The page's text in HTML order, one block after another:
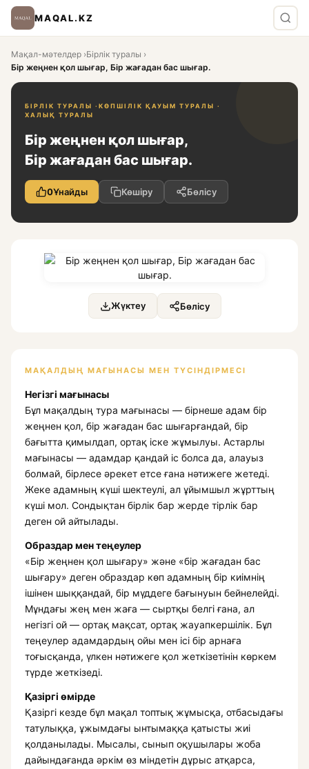
MAQAL.KZ
Мақал-мәтелдер ›Бірлік туралы ›
Бір жеңнен қол шығар, Бір жағадан бас шығар.
БІРЛІК ТУРАЛЫ · КӨПШІЛІК ҚАУЫМ ТУРАЛЫ ·
ХАЛЫҚ ТУРАЛЫ
Бір жеңнен қол шығар,
Бір жағадан бас шығар.
0Ұнайды Көшіру Бөлісу
Жүктеу Бөлісу
МАҚАЛДЫҢ МАҒЫНАСЫ МЕН ТҮСІНДІРМЕСІ
Негізгі мағынасы
Бұл мақалдың тура мағынасы — бірнеше адам бір
жеңнен қол, бір жағадан бас шығарғандай, бір
бағытта қимылдап, ортақ іске жұмылуы. Астарлы
мағынасы — адамдар қандай іс болса да, алауыз
болмай, бірлесе әрекет етсе ғана нәтижеге жетеді.
Жеке адамның күші шектеулі, ал ұйымшыл жұрттың
күші мол. Сондықтан бірлік бар жерде тірлік бар
деген ой айтылады.
Образдар мен теңеулер
«Бір жеңнен қол шығару» және «бір жағадан бас
шығару» деген образдар көп адамның бір киімнің
ішінен шыққандай, бір мүддеге бағынуын бейнелейді.
Мұндағы жең мен жаға — сыртқы белгі ғана, ал
негізгі ой — ортақ мақсат, ортақ жауапкершілік. Бұл
теңеулер адамдардың ойы мен ісі бір арнаға
тоғысқанда, үлкен нәтижеге қол жеткізетінін көркем
түрде жеткізеді.
Қазіргі өмірде
Қазіргі кезде бұл мақал топтық жұмысқа, отбасыдағы
татулыққа, ұжымдағы ынтымаққа қатысты жиі
қолданылады. Мысалы, сынып оқушылары жоба
дайындағанда әркім өз міндетін дұрыс атқарса,